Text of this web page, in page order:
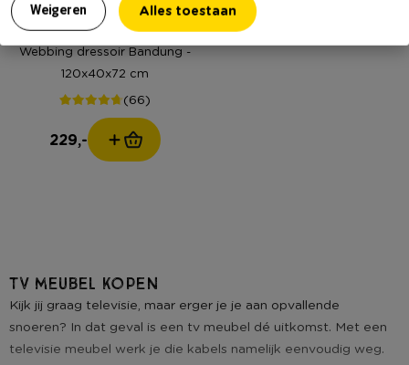
Weigeren Alles toestaan
Webbing dressoir Bandung -
120x40x72 cm
(66)
229,-
Tv meubel kopen
Kijk jij graag televisie, maar erger je je aan opvallende
snoeren? In dat geval is een tv meubel dé uitkomst. Met een
televisie meubel werk je die kabels namelijk eenvoudig weg.